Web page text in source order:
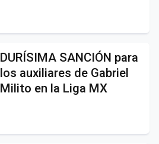
DURÍSIMA SANCIÓN para
los auxiliares de Gabriel
Milito en la Liga MX